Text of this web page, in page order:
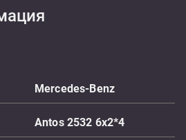
Mercedes-Benz
Antos 2532 6x2*4